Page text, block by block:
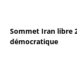
Sommet Iran libre
démocratique